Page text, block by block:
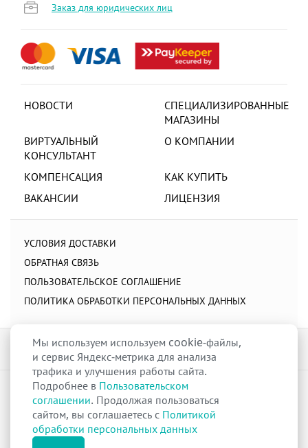
НОВОСТИ
СПЕЦИАЛИЗИРОВАННЫЕ
МАГАЗИНЫ
ВИРТУАЛЬНЫЙ
КОНСУЛЬТАНТ
О КОМПАНИИ
КОМПЕНСАЦИЯ
КАК КУПИТЬ
ВАКАНСИИ
ЛИЦЕНЗИЯ
УСЛОВИЯ ДОСТАВКИ
ОБРАТНАЯ СВЯЗЬ
ПОЛЬЗОВАТЕЛЬСКОЕ СОГЛАШЕНИЕ
ПОЛИТИКА ОБРАБОТКИ ПЕРСОНАЛЬНЫХ ДАННЫХ
Заказ для юридических лиц
raduga-ural.ru ©
Группа компаний Радуга
ЛицензияЛ042-00110-77/00263680 от 07 декабря 2017 г.
Разрешение№Р013-00110-66/03100314на дистанционную торговлю
лекарственными препаратами от 02 сентября 2025 г.
Все права защищены
Мы используем используем cookie-файлы,
и сервис Яндекс-метрика для анализа
трафика и улучшения работы сайта.
Подробнее в Пользовательском
соглашении. Продолжая пользоваться
сайтом, вы соглашаетесь с Политикой
обработки персональных данных